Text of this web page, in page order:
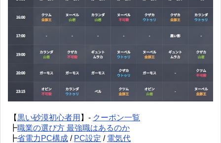
【黒い砂漠初心者用 】- クーポン一覧
┣職業の選び方 最強職はあるのか
┣省電力PC構成 / PC設定 / 電気代